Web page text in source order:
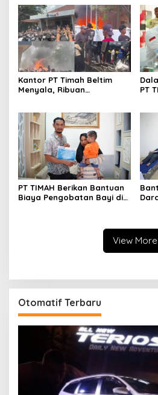
Kantor PT Timah Beltim
Menyala, Ribuan
Mata
PT
PT TIMAH Berikan Bantuan
Biaya Pengobatan Bayi di
View More
Otomatif Terbaru